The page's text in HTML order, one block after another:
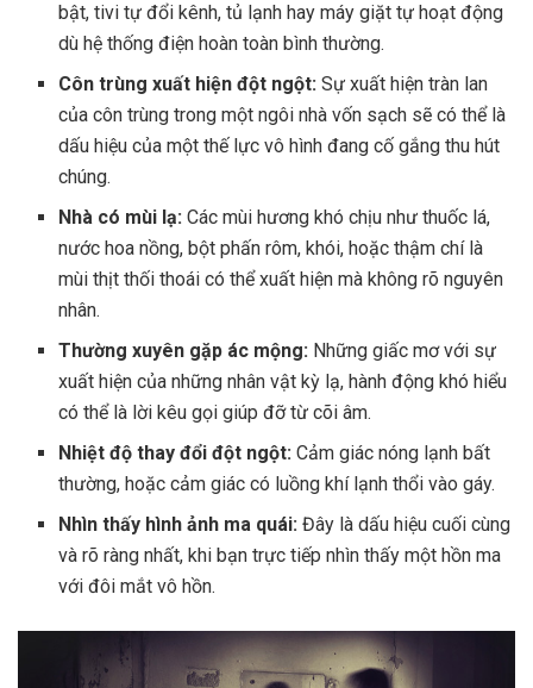
bật, tivi tự đổi kênh, tủ lạnh hay máy giặt tự hoạt động
dù hệ thống điện hoàn toàn bình thường.
Côn trùng xuất hiện đột ngột: Sự xuất hiện tràn lan
của côn trùng trong một ngôi nhà vốn sạch sẽ có thể là
dấu hiệu của một thế lực vô hình đang cố gắng thu hút
chúng.
Nhà có mùi lạ: Các mùi hương khó chịu như thuốc lá,
nước hoa nồng, bột phấn rôm, khói, hoặc thậm chí là
mùi thịt thối thoái có thể xuất hiện mà không rõ nguyên
nhân.
Thường xuyên gặp ác mộng: Những giấc mơ với sự
xuất hiện của những nhân vật kỳ lạ, hành động khó hiểu
có thể là lời kêu gọi giúp đỡ từ cõi âm.
Nhiệt độ thay đổi đột ngột: Cảm giác nóng lạnh bất
thường, hoặc cảm giác có luồng khí lạnh thổi vào gáy.
Nhìn thấy hình ảnh ma quái: Đây là dấu hiệu cuối cùng
và rõ ràng nhất, khi bạn trực tiếp nhìn thấy một hồn ma
với đôi mắt vô hồn.